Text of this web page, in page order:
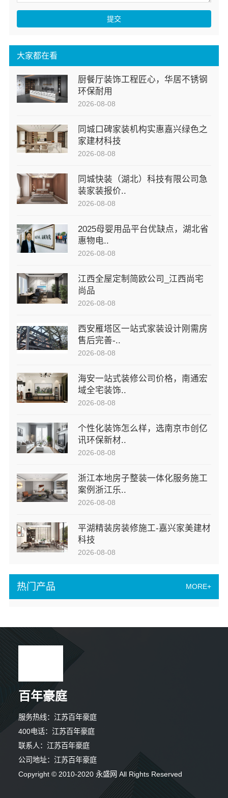
热门产品 MORE+
大家都在看
厨餐厅装饰工程匠心，华居不锈钢
环保耐用
2026-08-08
同城口碑家装机构实惠嘉兴绿色之
家建材科技
2026-08-08
同城快装（湖北）科技有限公司急
装家装报价..
2026-08-08
2025母婴用品平台优缺点，湖北省
惠物电..
2026-08-08
江西全屋定制简欧公司_江西尚宅
尚品
2026-08-08
西安雁塔区一站式家装设计刚需房
售后完善-..
2026-08-08
海安一站式装修公司价格，南通宏
域全宅装饰..
2026-08-08
个性化装饰怎么样，选南京市创亿
讯环保新材..
2026-08-08
浙江本地房子整装一体化服务施工
案例浙江乐..
2026-08-08
平湖精装房装修施工-嘉兴家美建材
科技
2026-08-08
提交
百年豪庭
服务热线：江苏百年豪庭
400电话：江苏百年豪庭
联系人：江苏百年豪庭
公司地址：江苏百年豪庭
Copyright © 2010-2020 永盛网 All Rights Reserved
9分钟前 吴小姐 正在咨询